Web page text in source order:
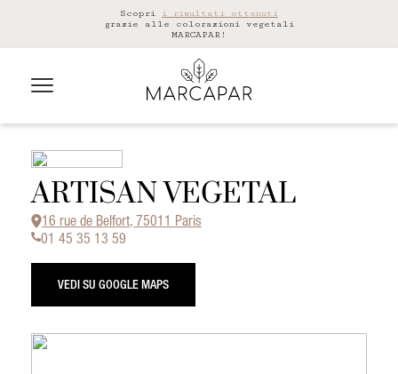
Scopri i risultati ottenuti
grazie alle colorazioni vegetali
MARCAPAR!
ARTISAN VEGETAL
16 rue de Belfort, 75011 Paris
01 45 35 13 59
VEDI SU GOOGLE MAPS